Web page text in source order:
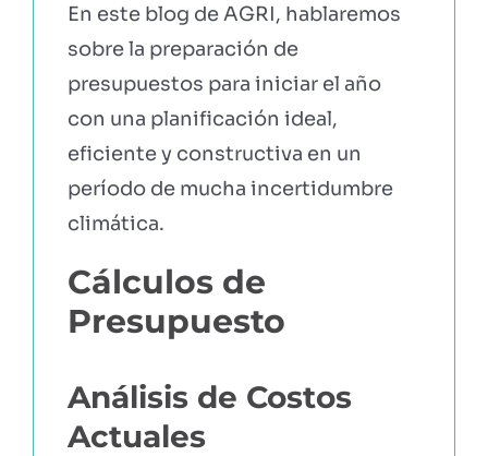
En este blog de AGRI, hablaremos
sobre la preparación de
presupuestos para iniciar el año
con una planificación ideal,
eficiente y constructiva en un
período de mucha incertidumbre
climática.
Cálculos de
Presupuesto
Análisis de Costos
Actuales